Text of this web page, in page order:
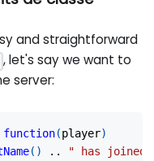
and straightforward
, let's say we want to
server:
function(player)
( ) ..
" has